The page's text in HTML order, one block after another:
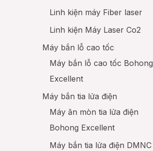
Linh kiện máy Fiber laser
Linh kiện Máy Laser Co2
Máy bắn lỗ cao tốc
Máy bắn lỗ cao tốc Bohong
Excellent
Máy bắn tia lửa điện
Máy ăn mòn tia lửa điện
Bohong Excellent
Máy bắn tia lửa điện DMNC